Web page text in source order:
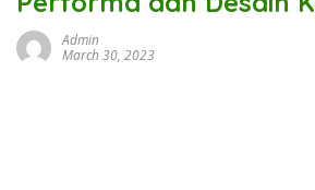
Admin
March 30, 2023